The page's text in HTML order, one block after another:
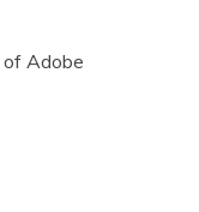
Adobe